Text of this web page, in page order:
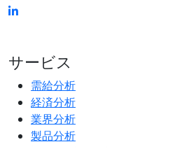
サービス
需給分析
経済分析
業界分析
製品分析